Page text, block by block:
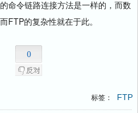
令链路连接方法是一样的，而数
FTP的复杂性就在于此。
0
标签： FTP